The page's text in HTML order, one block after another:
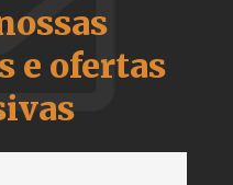
e ofertas